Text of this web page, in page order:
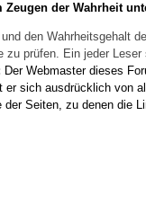
Zeugen der Wahrheit
den Wahrheitsgehalt
zu prüfen. Ein jeder
Der Webmaster dieses
er sich ausdrücklich von
der Seiten, zu denen die